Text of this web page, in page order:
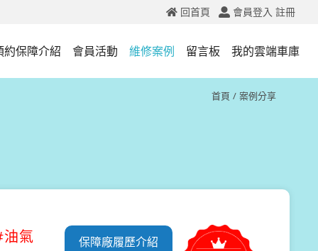
會員登入 註冊
回首頁
約保障介紹 會員活動 維修案例 留言板 我的雲端車庫
首頁 案例分享
氣 保障廠履歷介紹